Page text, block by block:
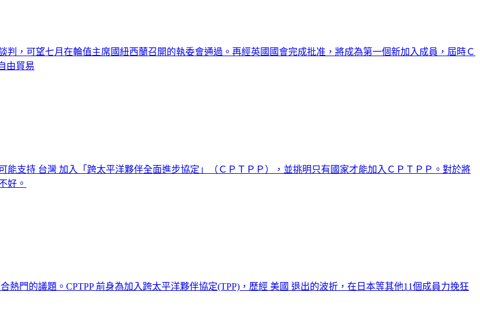
，可望七月在輪值主席國紐西蘭召開的執委會通過。再經英國國會完成批准，將成為第一個新加入成員，屆時Ｃ
由貿易
支持 台灣 加入「跨太平洋夥伴全面進步協定」（ＣＰＴＰＰ），並挑明只有國家才能加入ＣＰＴＰＰ。對於將
好。
熱門的議題。CPTPP 前身為加入跨太平洋夥伴協定(TPP)，歷經 美國 退出的波折，在日本等其他11個成員力挽狂